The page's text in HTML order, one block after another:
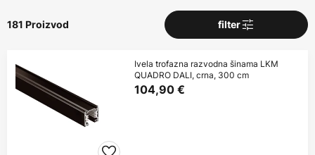
181 Proizvod filter
Ivela trofazna razvodna šinama LKM
QUADRO DALI, crna, 300 cm
104,90 €